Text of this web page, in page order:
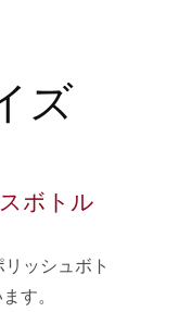
ズ
ボトル
ッシュボト
す。